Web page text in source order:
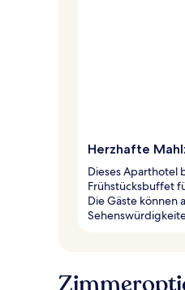
Herzhafte
Dieses Aparthotel
Frühstücksbuffet
Die Gäste können